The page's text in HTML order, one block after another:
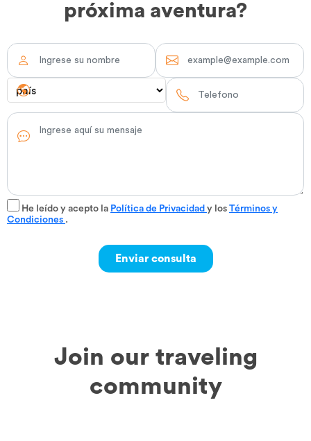
próxima aventura?
He leído y acepto la Política de Privacidad y los Términos y
Condiciones .
Join our traveling
community